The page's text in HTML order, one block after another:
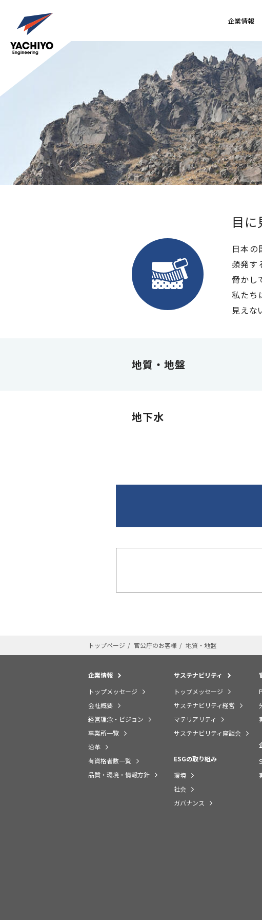
企業情報
目に
日本の
頻発す
脅かし
私たち
見えな
地質・地盤
地下水
トップページ 官公庁のお客様 地質・地盤
企業情報
トップメッセージ
会社概要
経営理念・ビジョン
事業所一覧
沿革
有資格者数一覧
品質・環境・情報方針
サステナビリティ
トップメッセージ
サステナビリティ経営
マテリアリティ
サステナビリティ座談会
ESGの取り組み
環境
社会
ガバナンス